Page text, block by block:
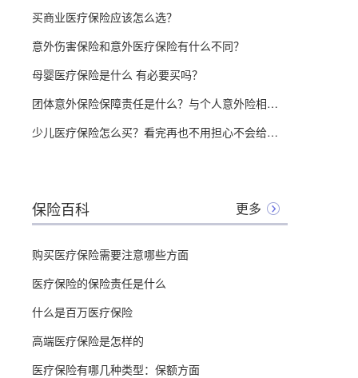
买商业医疗保险应该怎么选？
意外伤害保险和意外医疗保险有什么不同？
母婴医疗保险是什么 有必要买吗？
团体意外保险保障责任是什么？与个人意外险相比有什么优点？
少儿医疗保险怎么买？看完再也不用担心不会给孩子买医疗险了！
保险百科 更多
购买医疗保险需要注意哪些方面
医疗保险的保险责任是什么
什么是百万医疗保险
高端医疗保险是怎样的
医疗保险有哪几种类型：保额方面